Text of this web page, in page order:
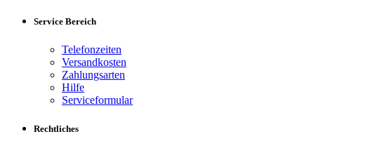
Service Bereich
Telefonzeiten
Versandkosten
Zahlungsarten
Hilfe
Serviceformular
Rechtliches